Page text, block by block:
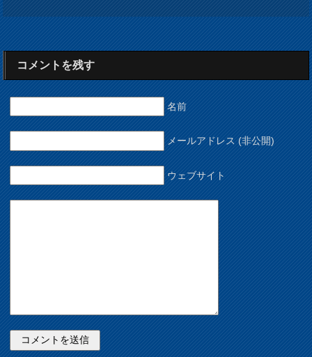
コメントを残す
名前
メールアドレス (非公開)
ウェブサイト